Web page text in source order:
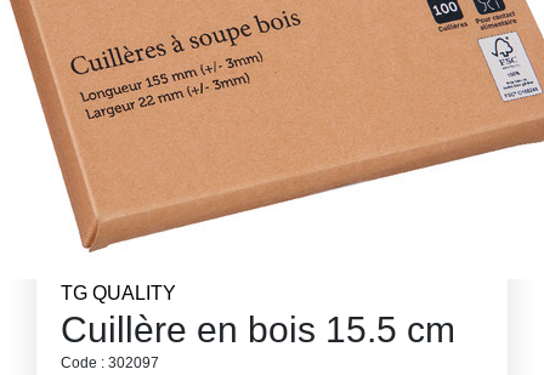
TG QUALITY
Cuillère en bois 15.5 cm
Code : 302097